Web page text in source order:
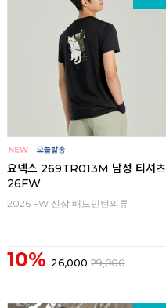
요넥스 269TR013M 남성 티셔츠
26FW
2026 FW 신상 배드민턴의류
10% 26,000 29,000